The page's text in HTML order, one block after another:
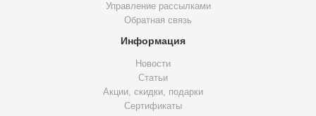
Управление рассылками
Обратная связь
Информация
Новости
Статьи
Акции, скидки, подарки
Сертификаты